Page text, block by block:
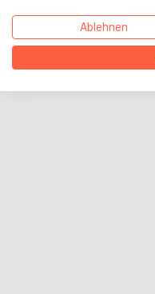
Zur Anmeldung
BoD bei TikTok
Ablehnen